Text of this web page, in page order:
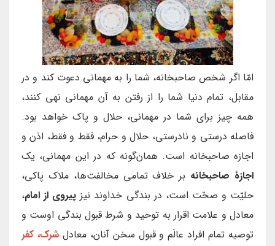
امّا اگر شخص صاحبخانه، شما را به مهمانی دعوت کند و در
مقابل، تمام دنیا شما را از رفتن به آن مهمانی نهی کنند،
همه چیز برای شما در مهمانی، حلال و پاک خواهد بود.
فاصله درستی و نادرستی، حلال و حرام، فقط و فقط، اذن و
اجازه صاحبخانه است. همان‌گونه که در این مهمانی، یک
اجازۀ صاحبخانه بر خلاف تمامی مخالفت‌ها، ملاک پاکی،
حلیّت و صحّت است، در بندگی خداوند نیز پیروی از امام،
معادل و علامت اقرار به توحید و شرط قبول بندگی اوست و
توصیه تمام افراد عالَم و قبول سخن آنان، معادلشرک، کفر